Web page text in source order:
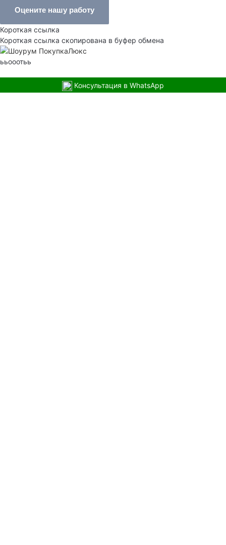
Оцените нашу работу
Короткая ссылка
Короткая ссылка скопирована в буфер обмена
ььооотьь
Консультация в WhatsApp